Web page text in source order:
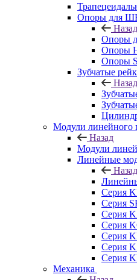
Опоры для
Назад
Опоры
Опоры
Опоры
Зубчатые
Назад
Модули линейного
Назад
Модули
Линейные
Назад
Серия
Серия
Серия
Серия
Серия
Серия
Серия
Механика